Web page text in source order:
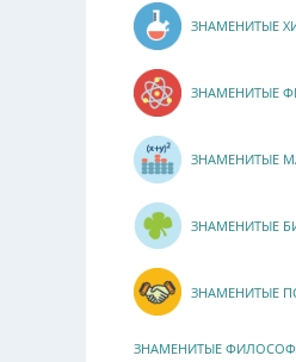
ЗНАМЕНИТЫЕ
ЗНАМЕНИТЫЕ
ЗНАМЕНИТЫЕ
ЗНАМЕНИТЫЕ
ЗНАМЕНИТЫЕ
ЗНАМЕНИТЫЕ